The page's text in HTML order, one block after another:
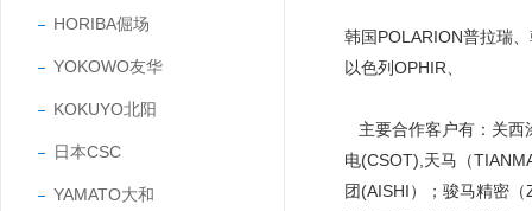
HORIBA倔场
YOKOWO友华
KOKUYO北阳
日本CSC
YAMATO大和
韩国POLARION普拉瑞
以色列OPHIR、
主要合作客户有：关西
电(CSOT),天马（
团(AISHI）；骏马精密